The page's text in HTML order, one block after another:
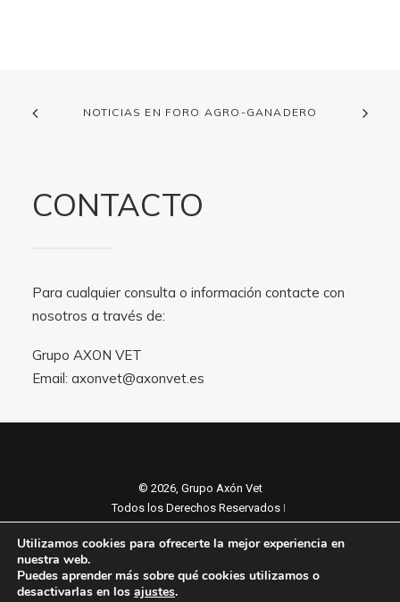
NOTICIAS EN FORO AGRO-GANADERO
CONTACTO
Para cualquier consulta o información contacte con
nosotros a través de:
Grupo AXON VET
Email: axonvet@axonvet.es
© 2026, Grupo Axón Vet
Todos los Derechos Reservados ǀ
Política de cookies
Utilizamos cookies para ofrecerte la mejor experiencia en
nuestra web.
Puedes aprender más sobre qué cookies utilizamos o
desactivarlas en los ajustes.